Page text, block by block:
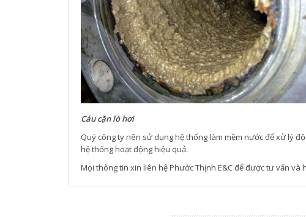
Cáu cặn lò hơi
Quý công ty nên sử dụng hệ thống làm mềm nước để xử lý
hệ thống hoạt động hiệu quả.
Mọi thông tin xin liên hệ Phước Thịnh E&C để được tư vấn và